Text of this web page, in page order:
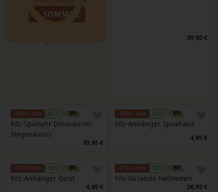
SOMMER
39,95 €
-20% Code NEU
Filz-Spieluhr Dinosaurier
Stegosaurus
39,95 €
-20% Code NEU
Filz-Anhänger Spukhaus
4,95 €
-20% Code NEU
Filz-Anhänger Geist
4,95 €
-20% Code NEU
Filz-Girlande Halloween
26,95 €